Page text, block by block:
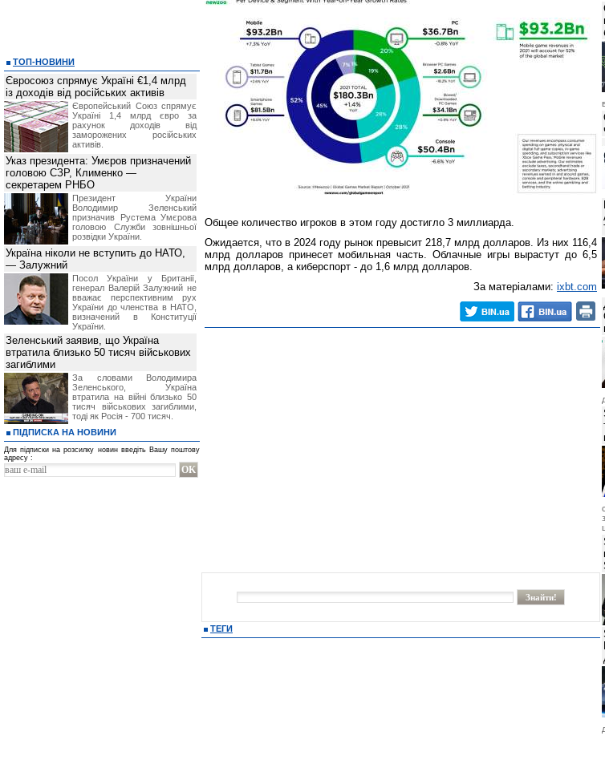
Общее количество игроков в этом году достигло 3 миллиарда.
Ожидается, что в 2024 году рынок превысит 218,7 млрд долларов. Из них 116,4
млрд долларов принесет мобильная часть. Облачные игры вырастут до 6,5
млрд долларов, а киберспорт - до 1,6 млрд долларов.
За матеріалами: ixbt.com
ТЕГИ
ТОП-НОВИНИ
Євросоюз спрямує Україні €1,4 млрд
із доходів від російських активів
Європейський Союз спрямує
Україні 1,4 млрд євро за
рахунок доходів від
заморожених російських
активів.
Указ президента: Умєров призначений
головою СЗР, Клименко —
секретарем РНБО
Президент України
Володимир Зеленський
призначив Pустема Умєрова
головою Служби зовнішньої
розвідки України.
Україна ніколи не вступить до НАТО,
— Залужний
Посол України у Британії,
генерал Валерій Залужний не
вважає перспективним рух
України до членства в НАТО,
визначений в Конституції
України.
Зеленський заявив, що Україна
втратила близько 50 тисяч військових
загиблими
За словами Володимира
Зеленського, Україна
втратила на війні близько 50
тисяч військових загиблими,
тоді як Росія - 700 тисяч.
ПІДПИСКА НА НОВИНИ
Для підписки на розсилку новин введіть Вашу поштову
адресу :